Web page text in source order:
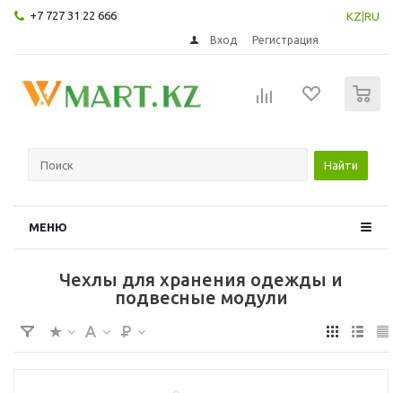
+7 727 31 22 666 KZ RU
Вход Регистрация
Найти
МЕНЮ
Чехлы для хранения одежды и
подвесные модули